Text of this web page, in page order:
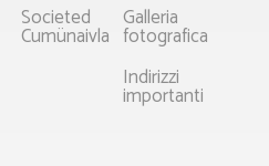
Societed
Cumünaivla
Galleria
fotografica
Indirizzi
importanti